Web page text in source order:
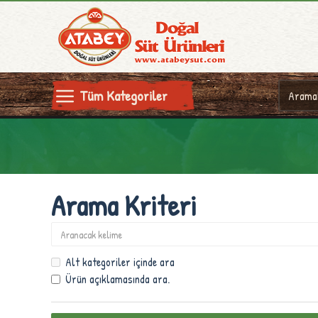
Tüm Kategoriler
Arama Kriteri
Alt kategoriler içinde ara
Ürün açıklamasında ara.